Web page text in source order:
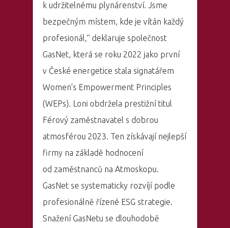
k udržitelnému plynárenství. Jsme
bezpečným místem, kde je vítán každý
profesionál,“ deklaruje společnost
GasNet, která se roku 2022 jako první
v České energetice stala signatářem
Women’s Empowerment Principles
(WEPs). Loni obdržela prestižní titul
Férový zaměstnavatel s dobrou
atmosférou 2023. Ten získávají nejlepší
firmy na základě hodnocení
od zaměstnanců na Atmoskopu.
GasNet se systematicky rozvíjí podle
profesionálně řízené ESG strategie.
Snažení GasNetu se dlouhodobě